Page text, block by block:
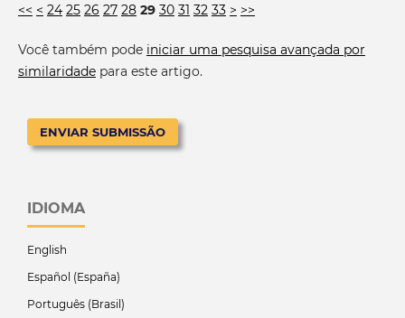
<< < 24 25 26 27 28 29 30 31 32 33 > >>
Você também pode iniciar uma pesquisa avançada por
similaridadepara este artigo.
ENVIAR SUBMISSÃO
IDIOMA
English
Español (España)
Português (Brasil)